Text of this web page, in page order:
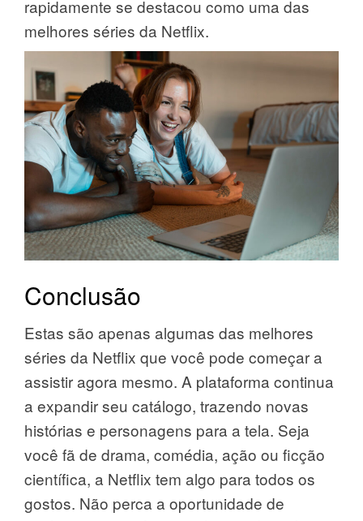
rapidamente se destacou como uma das
melhores séries da Netflix.
Conclusão
Estas são apenas algumas das melhores
séries da Netflix que você pode começar a
assistir agora mesmo. A plataforma continua
a expandir seu catálogo, trazendo novas
histórias e personagens para a tela. Seja
você fã de drama, comédia, ação ou ficção
científica, a Netflix tem algo para todos os
gostos. Não perca a oportunidade de